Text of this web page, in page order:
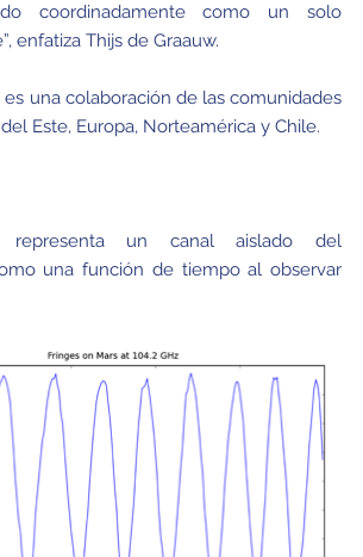
coordinadamente como un solo
enfatiza Thijs de Graauw.
una colaboración de las comunidades
Este, Europa, Norteamérica y Chile.
un canal aislado del
una función de tiempo al observar